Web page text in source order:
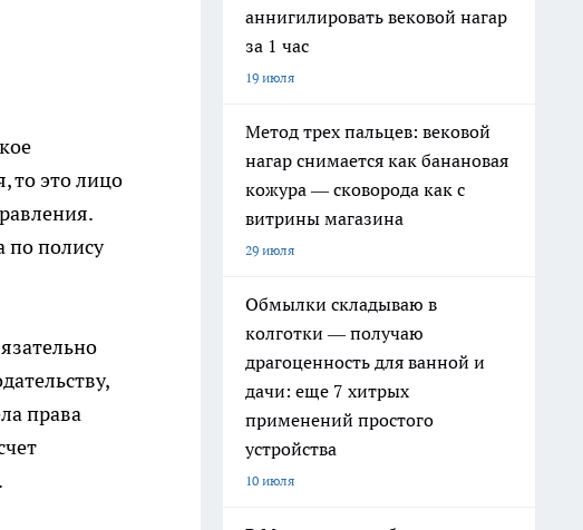
то это лицо
по полису
права
аннигилировать вековой нагар
за 1 час
19 июля
Метод трех пальцев: вековой
нагар снимается как банановая
кожура — сковорода как с
витрины магазина
29 июля
Обмылки складываю в
колготки — получаю
драгоценность для ванной и
дачи: еще 7 хитрых
применений простого
устройства
10 июля